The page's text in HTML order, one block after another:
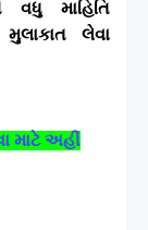
માહિતિ
લેવા
માટે અહીં